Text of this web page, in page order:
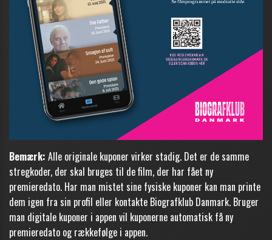
Bemærk: Alle originale kuponer virker stadig. Det er de samme
stregkoder, der skal bruges til de film, der har fået ny
premieredato. Har man mistet sine fysiske kuponer kan man printe
dem igen fra sin profil eller kontakte Biografklub Danmark. Bruger
man digitale kuponer i appen vil kuponerne automatisk få ny
premieredato og rækkefølge i appen.